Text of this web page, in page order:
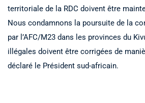
territoriale de la RDC doivent être
Nous condamnons la poursuite de la
par l’AFC/M23 dans les provinces du
illégales doivent être corrigées de
déclaré le Président sud-africain.